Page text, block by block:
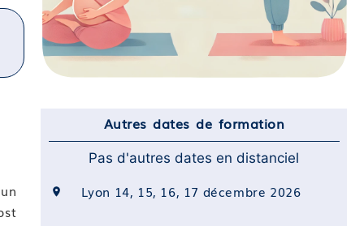
Autres dates de formation
Pas d'autres dates en distanciel
Lyon 14, 15, 16, 17 décembre 2026